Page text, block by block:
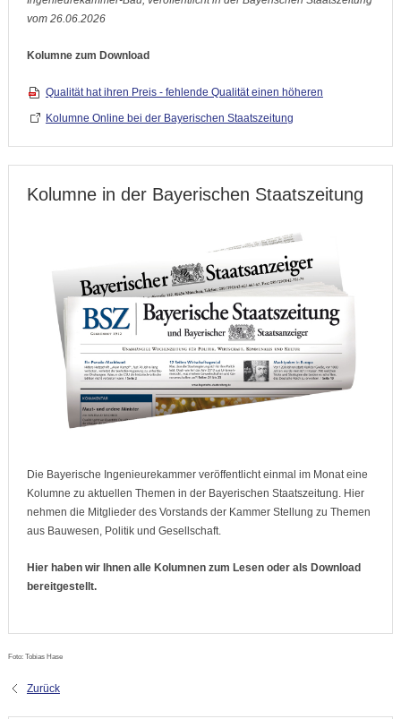
vom 26.06.2026
Kolumne zum Download
Qualität hat ihren Preis - fehlende Qualität einen höheren
Kolumne Online bei der Bayerischen Staatszeitung
Kolumne in der Bayerischen Staatszeitung
Die Bayerische Ingenieurekammer veröffentlicht einmal im Monat eine
Kolumne zu aktuellen Themen in der Bayerischen Staatszeitung. Hier
nehmen die Mitglieder des Vorstands der Kammer Stellung zu Themen
aus Bauwesen, Politik und Gesellschaft.
Hier haben wir Ihnen alle Kolumnen zum Lesen oder als Download
bereitgestellt.
Foto: Tobias Hase
Zurück